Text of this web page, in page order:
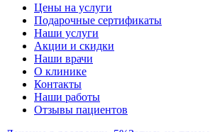
Цены на услуги
Подарочные сертификаты
Наши услуги
Акции и скидки
Наши врачи
О клинике
Контакты
Наши работы
Отзывы пациентов